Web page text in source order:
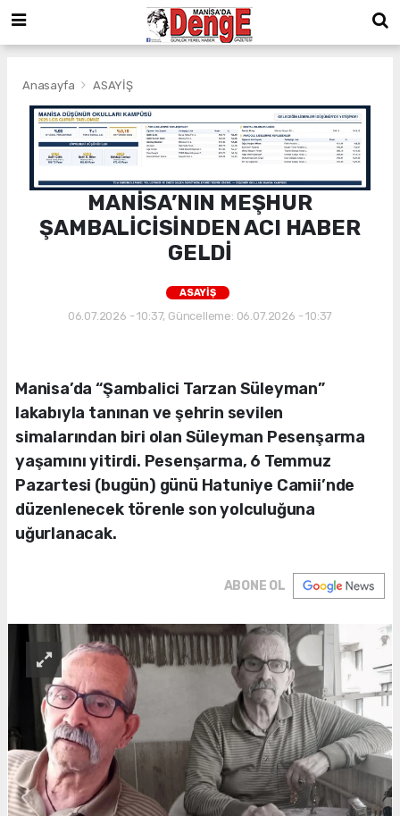
Anasayfa ASAYİŞ
MANİSA’NIN MEŞHUR
ŞAMBALİCİSİNDEN ACI HABER
GELDİ
ASAYİŞ
06.07.2026 - 10:37, Güncelleme: 06.07.2026 - 10:37
Manisa’da “Şambalici Tarzan Süleyman”
lakabıyla tanınan ve şehrin sevilen
simalarından biri olan Süleyman Pesenşarma
yaşamını yitirdi. Pesenşarma, 6 Temmuz
Pazartesi (bugün) günü Hatuniye Camii’nde
düzenlenecek törenle son yolculuğuna
uğurlanacak.
ABONE OL